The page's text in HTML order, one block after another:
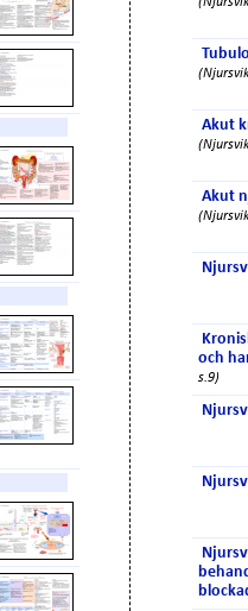
Akut
Akut
och
s.9)